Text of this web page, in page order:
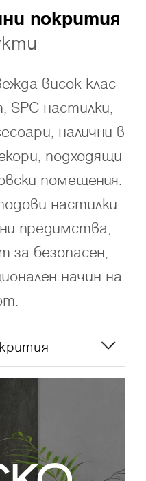
покрития
висок клас
SPC настилки,
налични в
подходящи
помещения.
настилки
предимства,
за безопасен,
начин на